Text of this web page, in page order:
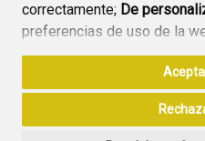
correctamente; De
preferencias de uso de la
funcionamiento de la web y
Si acepta pulsando el botón
consideramos que acepta